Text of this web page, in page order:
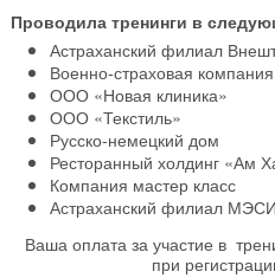
Проводила тренинги в
Астраханский филиал
Военно-страховая компания
ООО «Новая клиника»
ООО «Текстиль»
Русско-немецкий дом
Ресторанный холдинг «Ам
Компания мастер класс
Астраханский филиал
Ваша оплата за участие в
при